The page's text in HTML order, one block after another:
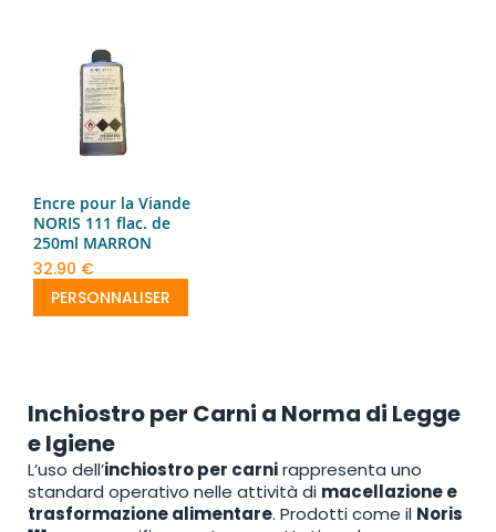
Encre pour la Viande
NORIS 111 flac. de
250ml MARRON
32.90 €
PERSONNALISER
Inchiostro per Carni a Norma di Legge
e Igiene
L’uso dell’inchiostro per carnirappresenta uno
standard operativo nelle attività di macellazione e
trasformazione alimentare. Prodotti come il Noris